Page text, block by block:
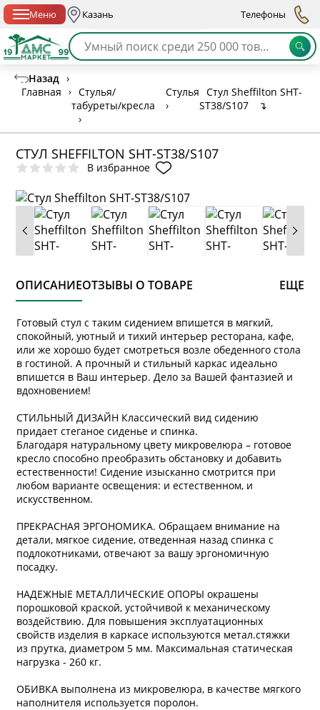
Меню Казань Телефоны
Назад ›
Главная
› Стулья/
табуреты/кресла
›
Стулья
›
Стул Sheffilton SHT-
ST38/S107
↴
СТУЛ SHEFFILTON SHT-ST38/S107
В избранное
ОПИСАНИЕОТЗЫВЫ О ТОВАРЕ ЕЩЕ
Готовый стул с таким сидением впишется в мягкий,
спокойный, уютный и тихий интерьер ресторана, кафе,
или же хорошо будет смотреться возле обеденного стола
в гостиной. А прочный и стильный каркас идеально
впишется в Ваш интерьер. Дело за Вашей фантазией и
вдохновением!
СТИЛЬНЫЙ ДИЗАЙН Классический вид сидению
придает стеганое сиденье и спинка.
Благодаря натуральному цвету микровелюра – готовое
кресло способно преобразить обстановку и добавить
естественности! Сидение изысканно смотрится при
любом варианте освещения: и естественном, и
искусственном.
ПРЕКРАСНАЯ ЭРГОНОМИКА. Обращаем внимание на
детали, мягкое сидение, отведенная назад спинка с
подлокотниками, отвечают за вашу эргономичную
посадку.
НАДЕЖНЫЕ МЕТАЛЛИЧЕСКИЕ ОПОРЫ окрашены
порошковой краской, устойчивой к механическому
воздействию. Для повышения эксплуатационных
свойств изделия в каркасе используются метал.стяжки
из прутка, диаметром 5 мм. Максимальная статическая
нагрузка - 260 кг.
ОБИВКА выполнена из микровелюра, в качестве мягкого
наполнителя используется поролон.